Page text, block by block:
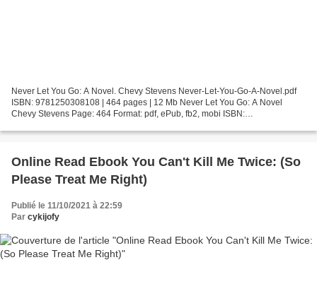
Never Let You Go: A Novel. Chevy Stevens Never-Let-You-Go-A-Novel.pdf
ISBN: 9781250308108 | 464 pages | 12 Mb Never Let You Go: A Novel
Chevy Stevens Page: 464 Format: pdf, ePub, fb2, mobi ISBN:
Online Read Ebook You Can't Kill Me Twice: (So
Please Treat Me Right)
Publié le 11/10/2021 à 22:59
Par cykijofy